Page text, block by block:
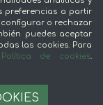
preferencias a partir
configurar o rechazar
puedes aceptar
las cookies. Para
Política de cookies.